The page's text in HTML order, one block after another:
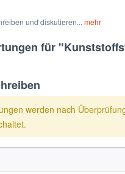
und diskutieren... mehr
für
werden nach